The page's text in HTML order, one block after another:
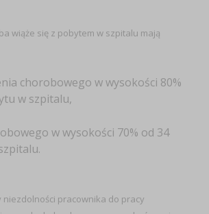
wiąże się z pobytem w szpitalu mają
chorobowego w wysokości 80%
w szpitalu,
w wysokości 70% od 34
pracownika do pracy